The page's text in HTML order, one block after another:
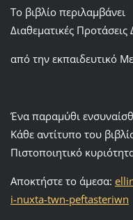
Το βιβλίο περιλαμβάνει
Διαθεματικές
από την εκπαιδευτικό
Ένα παραμύθι
Κάθε αντίτυπο του
Πιστοποιητικό
Αποκτήστε το άμεσα:
i-nuxta-twn-peftasteriwn